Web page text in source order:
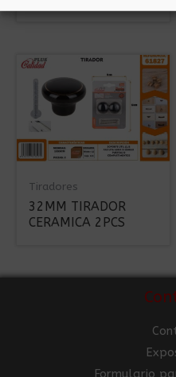
Tiradores
32MM TIRADOR
CERAMICA 2PCS
Formulario